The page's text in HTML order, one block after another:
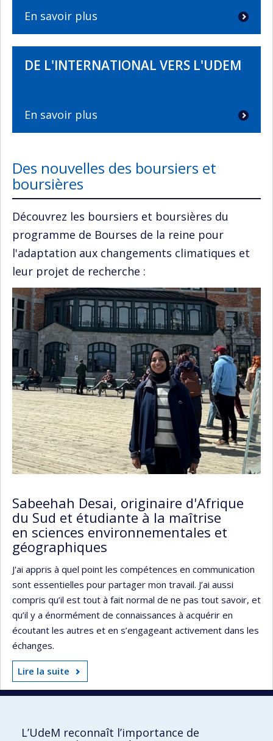
En savoir plus
DE L'INTERNATIONAL VERS L'UDEM
En savoir plus
Des nouvelles des boursiers et
boursières
Découvrez les boursiers et boursières du
programme de Bourses de la reine pour
l'adaptation aux changements climatiques et
leur projet de recherche :
Sabeehah Desai, originaire d'Afrique
du Sud et étudiante à la maîtrise
en sciences environnementales et
géographiques
J'ai appris à quel point les compétences en communication
sont essentielles pour partager mon travail. J’ai aussi
compris qu’il est tout à fait normal de ne pas tout savoir, et
qu’il y a énormément de connaissances à acquérir en
écoutant les autres et en s’engageant activement dans les
échanges.
Lire la suite
L’UdeM reconnaît l’importance de